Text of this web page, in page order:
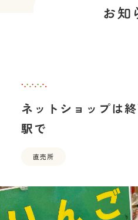
ネットショップは
駅で
直売所